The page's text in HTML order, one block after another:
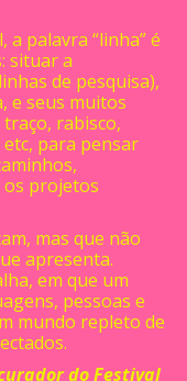
a palavra “linha” é
situar a
de pesquisa),
e seus muitos
rabisco,
para pensar
os projetos
mas que não
apresenta.
em que um
pessoas e
mundo repleto de
do Festival